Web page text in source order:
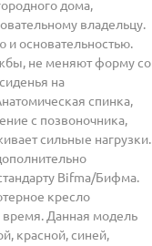
дома,
владельцу.
и основательностью.
не меняют форму со
на
спинка,
с позвоночника,
сильные нагрузки.
Bifma/Бифма.
кресло
время. Данная модель
красной, синей,